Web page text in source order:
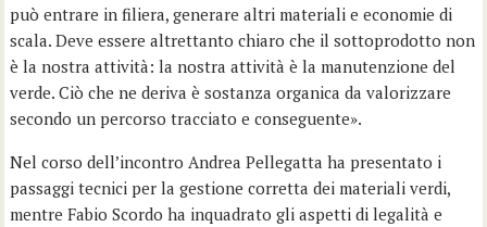
può entrare in filiera, generare altri materiali e economie di
scala. Deve essere altrettanto chiaro che il sottoprodotto non
è la nostra attività: la nostra attività è la manutenzione del
verde. Ciò che ne deriva è sostanza organica da valorizzare
secondo un percorso tracciato e conseguente».
Nel corso dell’incontro Andrea Pellegatta ha presentato i
passaggi tecnici per la gestione corretta dei materiali verdi,
mentre Fabio Scordo ha inquadrato gli aspetti di legalità e